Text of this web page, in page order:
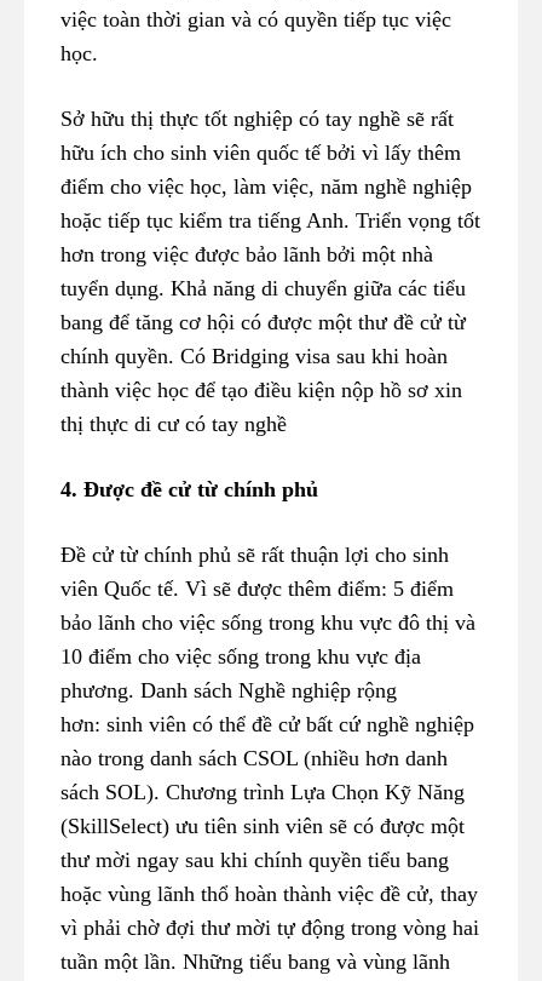
việc toàn thời gian và có quyền tiếp tục việc
học.
Sở hữu thị thực tốt nghiệp có tay nghề sẽ rất
hữu ích cho sinh viên quốc tế bởi vì lấy thêm
điểm cho việc học, làm việc, năm nghề nghiệp
hoặc tiếp tục kiểm tra tiếng Anh. Triển vọng tốt
hơn trong việc được bảo lãnh bởi một nhà
tuyển dụng. Khả năng di chuyển giữa các tiểu
bang để tăng cơ hội có được một thư đề cử từ
chính quyền. Có Bridging visa sau khi hoàn
thành việc học để tạo điều kiện nộp hồ sơ xin
thị thực di cư có tay nghề
4. Được đề cử từ chính phủ
Đề cử từ chính phủ sẽ rất thuận lợi cho sinh
viên Quốc tế. Vì sẽ được thêm điểm: 5 điểm
bảo lãnh cho việc sống trong khu vực đô thị và
10 điểm cho việc sống trong khu vực địa
phương. Danh sách Nghề nghiệp rộng
hơn: sinh viên có thể đề cử bất cứ nghề nghiệp
nào trong danh sách CSOL (nhiều hơn danh
sách SOL). Chương trình Lựa Chọn Kỹ Năng
(SkillSelect) ưu tiên sinh viên sẽ có được một
thư mời ngay sau khi chính quyền tiểu bang
hoặc vùng lãnh thổ hoàn thành việc đề cử, thay
vì phải chờ đợi thư mời tự động trong vòng hai
tuần một lần. Những tiểu bang và vùng lãnh